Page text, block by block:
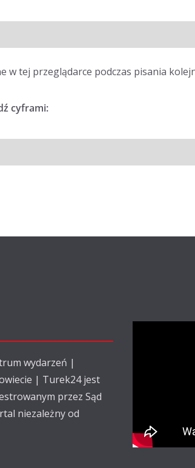
w tej przeglądarce podczas pisania
cyframi:
wydarzeń |
| Turek24 jest
przez Sąd
niezależny od